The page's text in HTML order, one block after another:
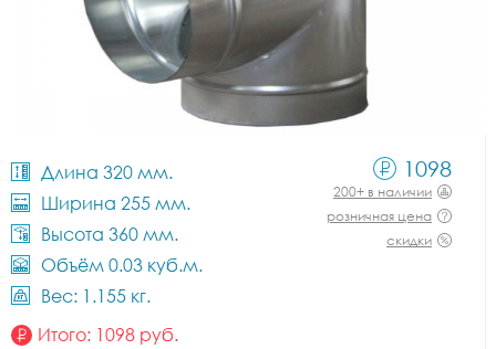
Длина 320 мм.
Ширина 255 мм.
Высота 360 мм.
Объём 0.03 куб.м.
Вес: 1.155 кг.
1098
200+ в наличии
розничная цена
скидки
Итого: 1098 руб.